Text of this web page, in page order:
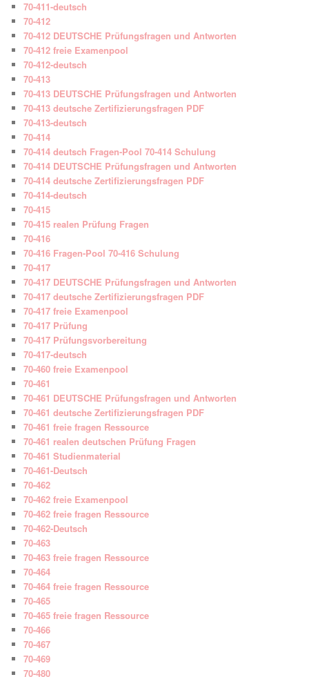
70-411-deutsch
70-412
70-412 DEUTSCHE Prüfungsfragen und Antworten
70-412 freie Examenpool
70-412-deutsch
70-413
70-413 DEUTSCHE Prüfungsfragen und Antworten
70-413 deutsche Zertifizierungsfragen PDF
70-413-deutsch
70-414
70-414 deutsch Fragen-Pool 70-414 Schulung
70-414 DEUTSCHE Prüfungsfragen und Antworten
70-414 deutsche Zertifizierungsfragen PDF
70-414-deutsch
70-415
70-415 realen Prüfung Fragen
70-416
70-416 Fragen-Pool 70-416 Schulung
70-417
70-417 DEUTSCHE Prüfungsfragen und Antworten
70-417 deutsche Zertifizierungsfragen PDF
70-417 freie Examenpool
70-417 Prüfung
70-417 Prüfungsvorbereitung
70-417-deutsch
70-460 freie Examenpool
70-461
70-461 DEUTSCHE Prüfungsfragen und Antworten
70-461 deutsche Zertifizierungsfragen PDF
70-461 freie fragen Ressource
70-461 realen deutschen Prüfung Fragen
70-461 Studienmaterial
70-461-Deutsch
70-462
70-462 freie Examenpool
70-462 freie fragen Ressource
70-462-Deutsch
70-463
70-463 freie fragen Ressource
70-464
70-464 freie fragen Ressource
70-465
70-465 freie fragen Ressource
70-466
70-467
70-469
70-480